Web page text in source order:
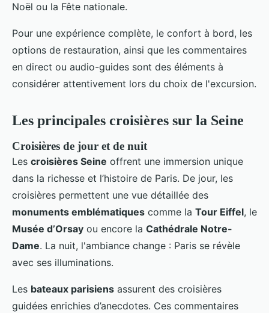
Noël ou la Fête nationale.
Pour une expérience complète, le confort à bord, les
options de restauration, ainsi que les commentaires
en direct ou audio-guides sont des éléments à
considérer attentivement lors du choix de l'excursion.
Les principales croisières sur la Seine
Croisières de jour et de nuit
Les croisières Seine offrent une immersion unique
dans la richesse et l’histoire de Paris. De jour, les
croisières permettent une vue détaillée des
monuments emblématiques comme la Tour Eiffel, le
Musée d’Orsay ou encore la Cathédrale Notre-
Dame. La nuit, l'ambiance change : Paris se révèle
avec ses illuminations.
Les bateaux parisiens assurent des croisières
guidées enrichies d’anecdotes. Ces commentaires